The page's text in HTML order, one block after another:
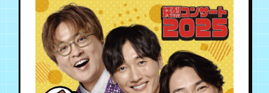
年会員制ファンクラブ
会員登録 ログイン